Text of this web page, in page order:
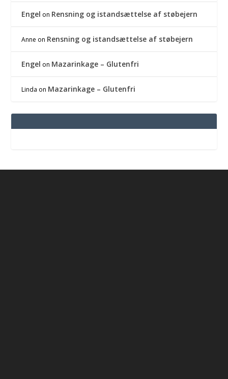
Engel on Rensning og istandsættelse af støbejern
Anne on Rensning og istandsættelse af støbejern
Engel on Mazarinkage – Glutenfri
Linda on Mazarinkage – Glutenfri